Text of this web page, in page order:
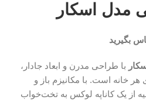
مدل اسکار
بگیرید
با طراحی مدرن و ابعاد جادار،
هر خانه است. با مکانیزم باز و
از یک کاناپه لوکس به تخت‌خواب